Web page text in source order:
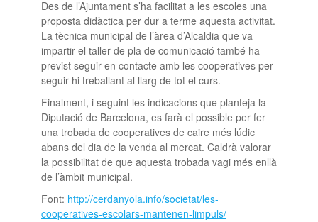
Des de l’Ajuntament s’ha facilitat a les escoles una
proposta didàctica per dur a terme aquesta activitat.
La tècnica municipal de l’àrea d’Alcaldia que va
impartir el taller de pla de comunicació també ha
previst seguir en contacte amb les cooperatives per
seguir-hi treballant al llarg de tot el curs.
Finalment, i seguint les indicacions que planteja la
Diputació de Barcelona, es farà el possible per fer
una trobada de cooperatives de caire més lúdic
abans del dia de la venda al mercat. Caldrà valorar
la possibilitat de que aquesta trobada vagi més enllà
de l’àmbit municipal.
Font: http://cerdanyola.info/societat/les-
cooperatives-escolars-mantenen-limpuls/